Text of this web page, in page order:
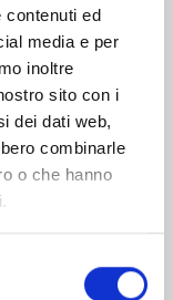
contenuti ed
media e per
inoltre
sito con i
dei dati web,
combinarle
o che hanno